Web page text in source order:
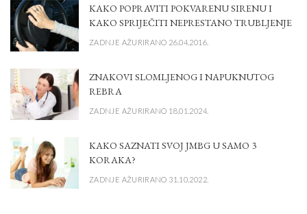
KAKO POPRAVITI POKVARENU SIRENU I
KAKO SPRIJEČITI NEPRESTANO TRUBLJENJE
ZADNJE AŽURIRANO 26.04.2016.
ZNAKOVI SLOMLJENOG I NAPUKNUTOG
REBRA
ZADNJE AŽURIRANO 18.01.2024.
KAKO SAZNATI SVOJ JMBG U SAMO 3
KORAKA?
ZADNJE AŽURIRANO 31.10.2022.